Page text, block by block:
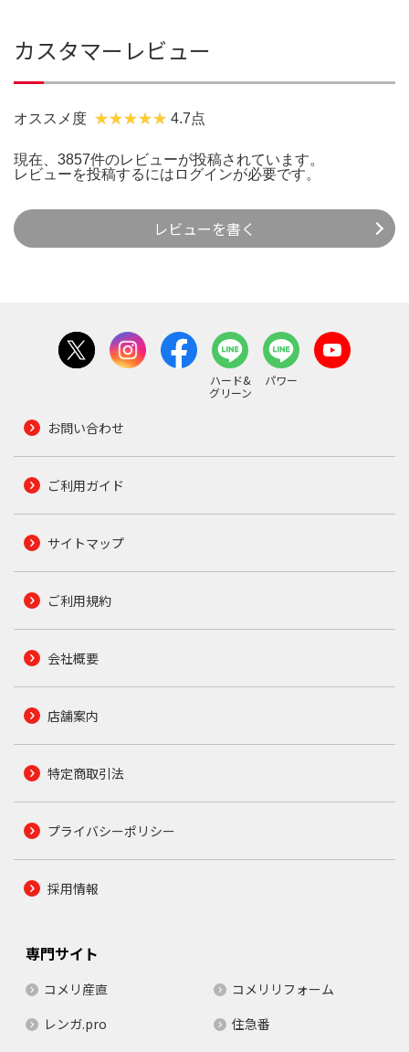
カスタマーレビュー
オススメ度 4.7点
現在、3857件のレビューが投稿されています。
レビューを投稿するには ログインが必要です。
レビューを書く
ハード&
グリーン
パワー
お問い合わせ
ご利用ガイド
サイトマップ
ご利用規約
会社概要
店舗案内
特定商取引法
プライバシーポリシー
採用情報
専門サイト
コメリ産直
コメリリフォーム
レンガ.pro
住急番